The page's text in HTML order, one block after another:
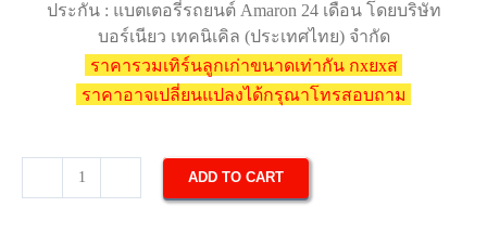
ประกัน : แบตเตอรี่รถยนต์ Amaron 24 เดือน โดยบริษัท
บอร์เนียว เทคนิเคิล (ประเทศไทย) จำกัด
ราคารวมเทิร์นลูกเก่าขนาดเท่ากัน กxยxส
ราคาอาจเปลี่ยนแปลงได้กรุณาโทรสอบถาม
ADD TO CART